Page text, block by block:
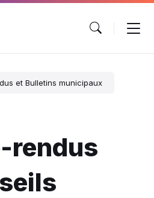
et Bulletins municipaux
rendus